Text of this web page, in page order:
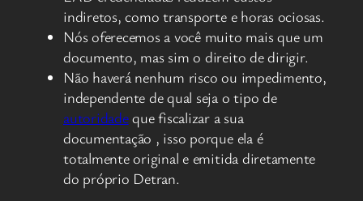
indiretos, como transporte e horas ociosas.
Nós oferecemos a você muito mais que um
documento, mas sim o direito de dirigir.
Não haverá nenhum risco ou impedimento,
independente de qual seja o tipo de
autoridadeque fiscalizar a sua
documentação , isso porque ela é
totalmente original e emitida diretamente
do próprio Detran.